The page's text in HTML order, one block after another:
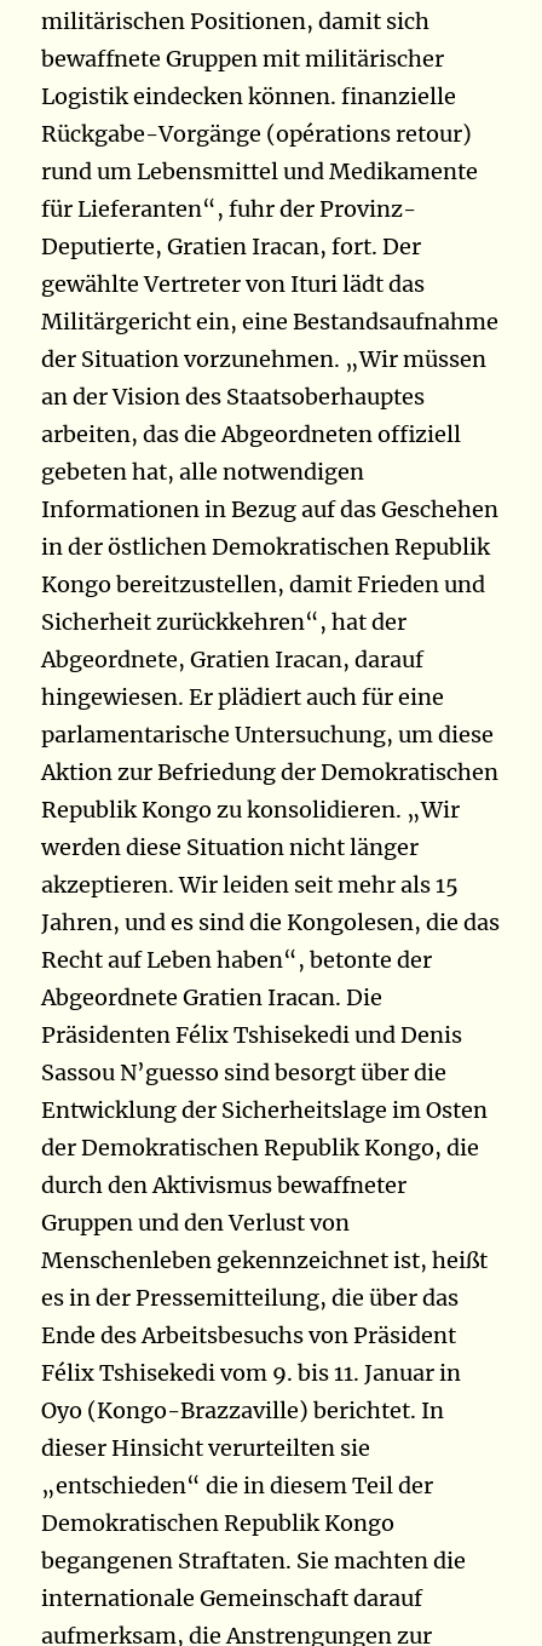
militärischen Positionen, damit sich
bewaffnete Gruppen mit militärischer
Logistik eindecken können. finanzielle
Rückgabe-Vorgänge (opérations retour)
rund um Lebensmittel und Medikamente
für Lieferanten“, fuhr der Provinz-
Deputierte, Gratien Iracan, fort. Der
gewählte Vertreter von Ituri lädt das
Militärgericht ein, eine Bestandsaufnahme
der Situation vorzunehmen. „Wir müssen
an der Vision des Staatsoberhauptes
arbeiten, das die Abgeordneten offiziell
gebeten hat, alle notwendigen
Informationen in Bezug auf das Geschehen
in der östlichen Demokratischen Republik
Kongo bereitzustellen, damit Frieden und
Sicherheit zurückkehren“, hat der
Abgeordnete, Gratien Iracan, darauf
hingewiesen. Er plädiert auch für eine
parlamentarische Untersuchung, um diese
Aktion zur Befriedung der Demokratischen
Republik Kongo zu konsolidieren. „Wir
werden diese Situation nicht länger
akzeptieren. Wir leiden seit mehr als 15
Jahren, und es sind die Kongolesen, die das
Recht auf Leben haben“, betonte der
Abgeordnete Gratien Iracan. Die
Präsidenten Félix Tshisekedi und Denis
Sassou N’guesso sind besorgt über die
Entwicklung der Sicherheitslage im Osten
der Demokratischen Republik Kongo, die
durch den Aktivismus bewaffneter
Gruppen und den Verlust von
Menschenleben gekennzeichnet ist, heißt
es in der Pressemitteilung, die über das
Ende des Arbeitsbesuchs von Präsident
Félix Tshisekedi vom 9. bis 11. Januar in
Oyo (Kongo-Brazzaville) berichtet. In
dieser Hinsicht verurteilten sie
„entschieden“ die in diesem Teil der
Demokratischen Republik Kongo
begangenen Straftaten. Sie machten die
internationale Gemeinschaft darauf
aufmerksam, die Anstrengungen zur